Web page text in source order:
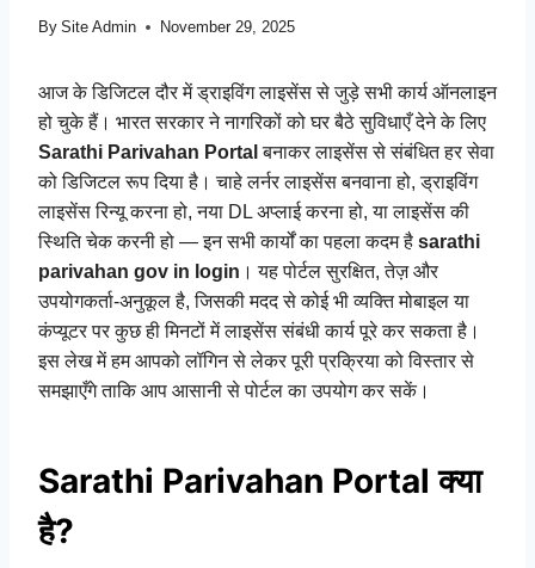
By Site Admin November 29, 2025
आज के डिजिटल दौर में ड्राइविंग लाइसेंस से जुड़े सभी कार्य ऑनलाइन
हो चुके हैं। भारत सरकार ने नागरिकों को घर बैठे सुविधाएँ देने के लिए
Sarathi Parivahan Portal बनाकर लाइसेंस से संबंधित हर सेवा
को डिजिटल रूप दिया है। चाहे लर्नर लाइसेंस बनवाना हो, ड्राइविंग
लाइसेंस रिन्यू करना हो, नया DL अप्लाई करना हो, या लाइसेंस की
स्थिति चेक करनी हो — इन सभी कार्यों का पहला कदम है sarathi
parivahan gov in login । यह पोर्टल सुरक्षित, तेज़ और
उपयोगकर्ता-अनुकूल है, जिसकी मदद से कोई भी व्यक्ति मोबाइल या
कंप्यूटर पर कुछ ही मिनटों में लाइसेंस संबंधी कार्य पूरे कर सकता है।
इस लेख में हम आपको लॉगिन से लेकर पूरी प्रक्रिया को विस्तार से
समझाएँगे ताकि आप आसानी से पोर्टल का उपयोग कर सकें।
Sarathi Parivahan Portal क्या
है?